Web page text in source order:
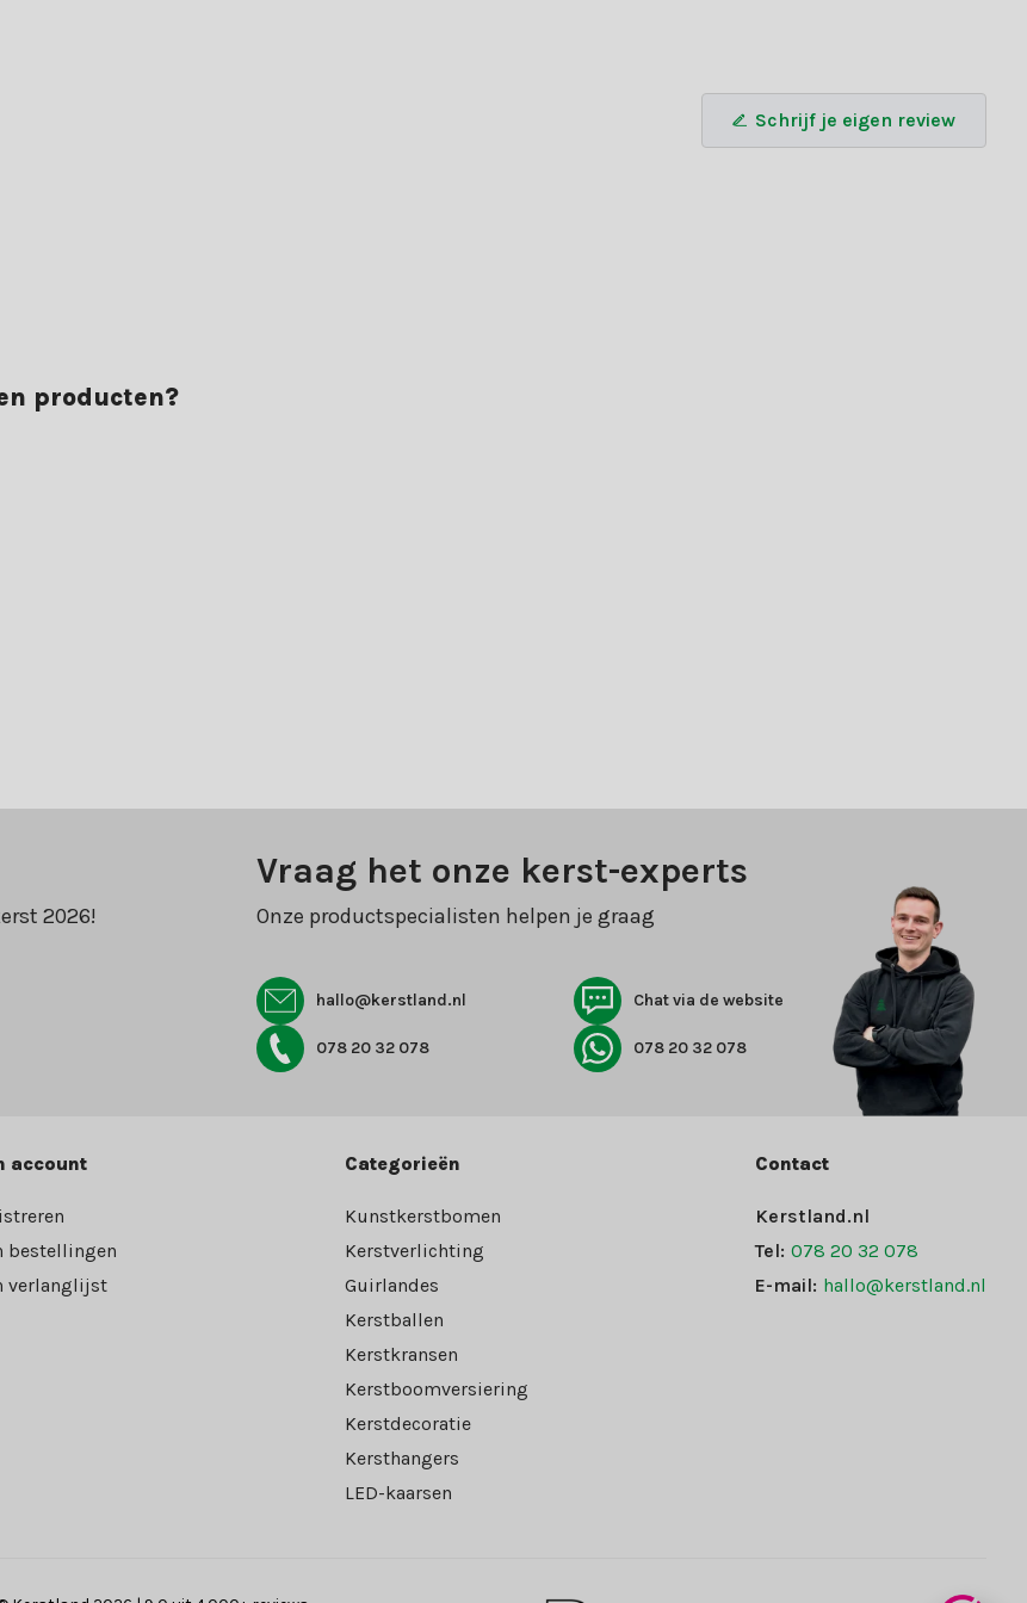
Schrijf je eigen review
producten?
2026!
Vraag het onze kerst-experts
Onze productspecialisten helpen je graag
hallo@kerstland.nl Chat via de website
078 20 32 078 078 20 32 078
account
bestellingen
verlanglijst
Categorieën
Kunstkerstbomen
Kerstverlichting
Guirlandes
Kerstballen
Kerstkransen
Kerstboomversiering
Kerstdecoratie
Kersthangers
LED-kaarsen
Contact
Kerstland.nl
Tel: 078 20 32 078
E-mail: hallo@kerstland.nl